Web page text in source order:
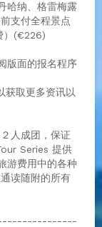
哈纳、格雷梅露
支付全程景点
）(€226)
版面的报名程序
取更多资讯以
人成团，保证
Series 提供
游费用中的各种
读随附的所有